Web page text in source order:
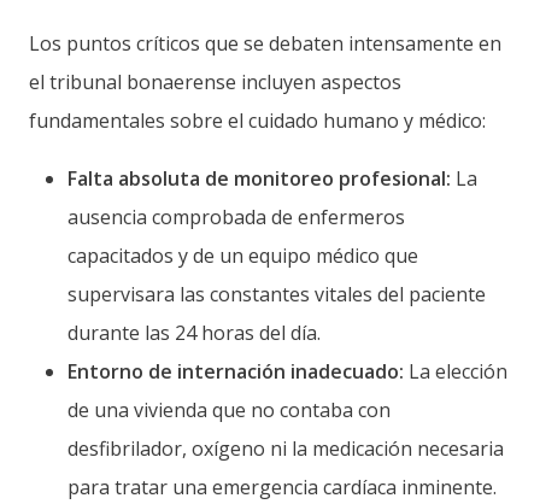
Los puntos críticos que se debaten intensamente en
el tribunal bonaerense incluyen aspectos
fundamentales sobre el cuidado humano y médico:
Falta absoluta de monitoreo profesional: La
ausencia comprobada de enfermeros
capacitados y de un equipo médico que
supervisara las constantes vitales del paciente
durante las 24 horas del día.
Entorno de internación inadecuado: La elección
de una vivienda que no contaba con
desfibrilador, oxígeno ni la medicación necesaria
para tratar una emergencia cardíaca inminente.